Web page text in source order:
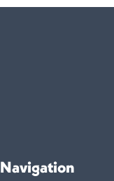
Navigation